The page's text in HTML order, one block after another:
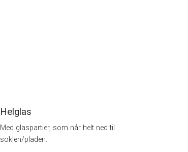
Helglas
Med glaspartier, som når helt ned til
soklen/pladen.